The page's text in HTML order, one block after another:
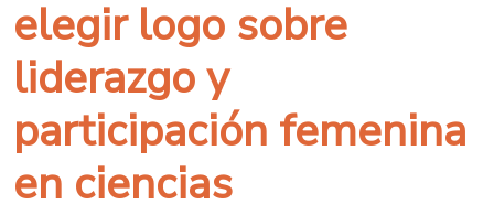
elegir logo sobre
liderazgo y
participación femenina
en ciencias